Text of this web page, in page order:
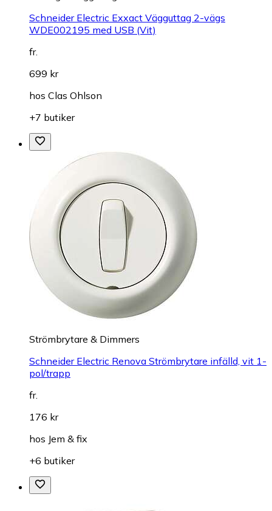
Schneider Electric Exxact Vägguttag 2-vägs
WDE002195 med USB (Vit)
fr.
699 kr
hos Clas Ohlson
+7 butiker
Strömbrytare & Dimmers
Schneider Electric Renova Strömbrytare infälld, vit 1-
pol/trapp
fr.
176 kr
hos Jem & fix
+6 butiker